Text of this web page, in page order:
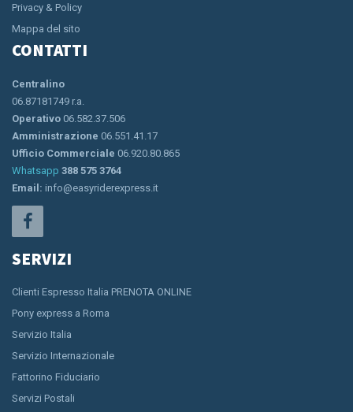
Privacy & Policy
Mappa del sito
CONTATTI
Centralino
06.87181749 r.a.
Operativo 06.582.37.506
Amministrazione 06.551.41.17
Ufficio Commerciale 06.920.80.865
Whatsapp 388 575 3764
Email: info@easyriderexpress.it
SERVIZI
Clienti Espresso Italia PRENOTA ONLINE
Pony express a Roma
Servizio Italia
Servizio Internazionale
Fattorino Fiduciario
Servizi Postali